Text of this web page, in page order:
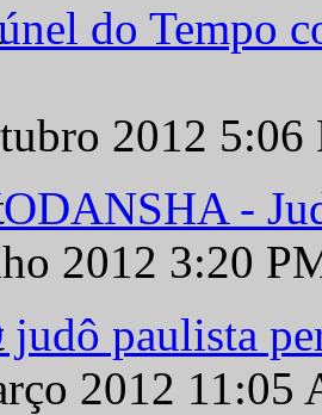
do Tempo
2012
-
2012 3:20
judô paulista
2012